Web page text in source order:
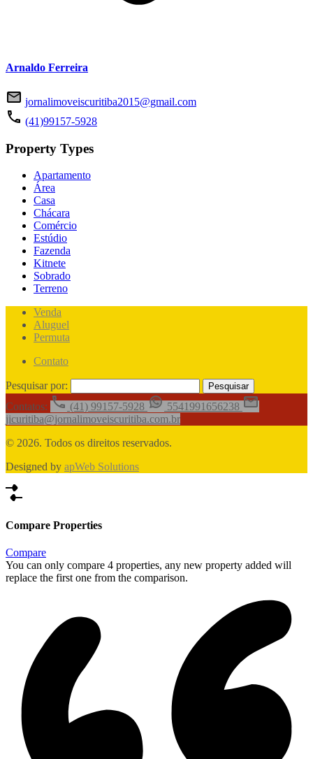
Arnaldo Ferreira
jornalimoveiscuritiba2015@gmail.com
(41)99157-5928
Property Types
Apartamento
Área
Casa
Chácara
Comércio
Estúdio
Fazenda
Kitnete
Sobrado
Terreno
Venda
Aluguel
Permuta
Contato
Pesquisar por:
Contatos:
(41) 99157-5928
5541991656238
jicuritiba@jornalimoveiscuritiba.com.br
© 2026. Todos os direitos reservados.
Designed by apWeb Solutions
Compare Properties
Compare
You can only compare 4 properties, any new property added will
replace the first one from the comparison.